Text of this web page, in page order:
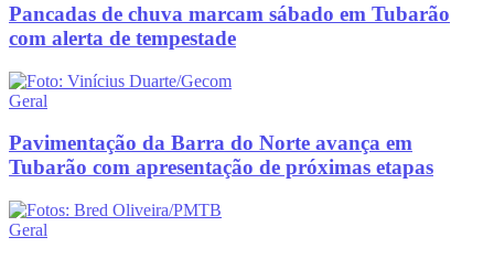
Pancadas de chuva marcam sábado em Tubarão
com alerta de tempestade
Geral
Pavimentação da Barra do Norte avança em
Tubarão com apresentação de próximas etapas
Geral